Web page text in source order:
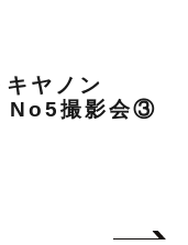
ヤノン
No5撮影会③